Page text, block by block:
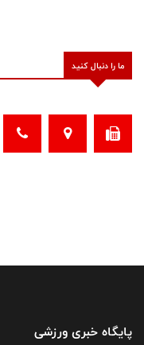
ما را دنبال کنید
پایگاه خبری ورزشی